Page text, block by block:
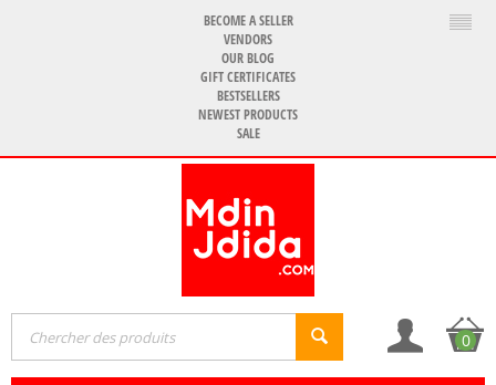
BECOME A SELLER
VENDORS
OUR BLOG
GIFT CERTIFICATES
BESTSELLERS
NEWEST PRODUCTS
SALE
0